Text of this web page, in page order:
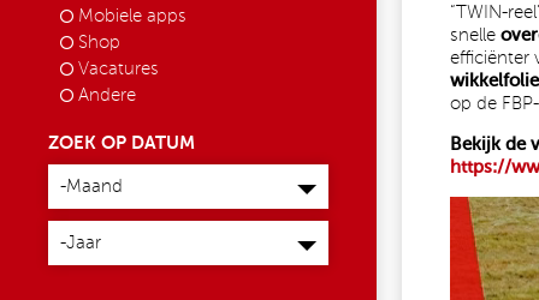
Mobiele apps
Shop
Vacatures
Andere
ZOEK OP DATUM
Maand
-Maand
Jaar
-Jaar
“TWIN-
snelle
efficiënter
wikkelfolie
op de
Bekijk de
https://